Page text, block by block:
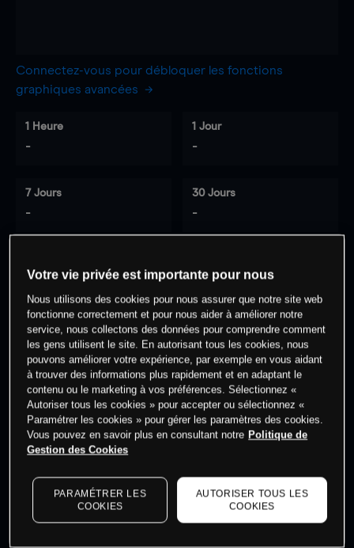
Connectez-vous pour débloquer les fonctions
graphiques avancées
1 Heure
-
1 Jour
-
7 Jours
-
30 Jours
-
0% des clients ont une position à
cet actif
Commencez à trader
Les prix sont indicatifs.
dernières données du marché.Log into see latest
market data
Votre vie privée est importante pour nous
Nous utilisons des cookies pour nous assurer que notre site web
fonctionne correctement et pour nous aider à améliorer notre
service, nous collectons des données pour comprendre comment
les gens utilisent le site. En autorisant tous les cookies, nous
pouvons améliorer votre expérience, par exemple en vous aidant
à trouver des informations plus rapidement et en adaptant le
contenu ou le marketing à vos préférences. Sélectionnez «
Autoriser tous les cookies » pour accepter ou sélectionnez «
Paramétrer les cookies » pour gérer les paramètres des cookies.
Vous pouvez en savoir plus en consultant notre Politique de
Gestion des Cookies
PARAMÉTRER LES
COOKIES
AUTORISER TOUS LES
COOKIES